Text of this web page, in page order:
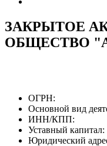
ЗАКРЫТОЕ
ОБЩЕСТВО
ОГРН:
Основной вид
ИНН/КПП:
Уставный капитал:
Юридический